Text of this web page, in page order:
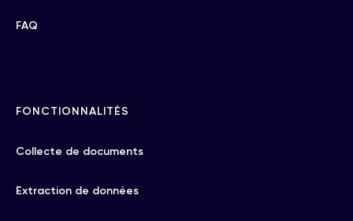
FAQ
FONCTIONNALITÉS
Collecte de documents
Extraction de données